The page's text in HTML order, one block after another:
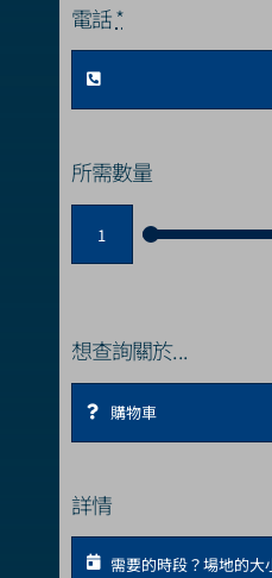
電話*
所需數量
想查詢關於...
詳情